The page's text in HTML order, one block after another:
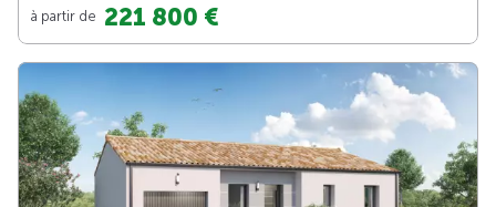
à partir de 221 800 €